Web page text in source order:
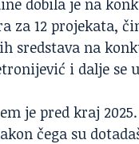
za 12 projekata,
sredstava na
i dalje se u
je pred kraj
čega su